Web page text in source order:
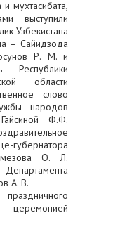
и мухтасибата,
выступили
Узбекистана
– Сайидзода
Р. М. и
Республики
области
слово
народов
Ф.Ф.
О. Л.
А. В.
церемонией